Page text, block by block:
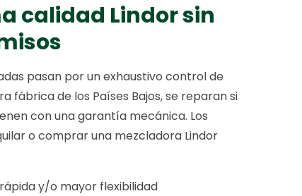
calidad Lindor sin
pasan por un exhaustivo control de
fábrica de los Países Bajos, se reparan si
con una garantía mecánica. Los
o comprar una mezcladora Lindor
y/o mayor flexibilidad